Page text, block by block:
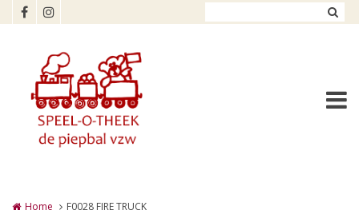
Overslaan en naar de inhoud gaan
Home F0028 FIRE TRUCK